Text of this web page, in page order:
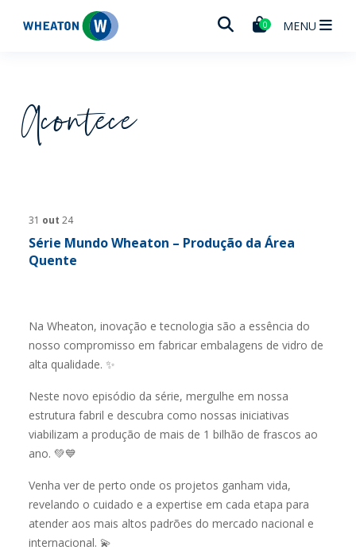
Wheaton 0 MENU
Acontece
31 out 24
Série Mundo Wheaton – Produção da Área
Quente
Na Wheaton, inovação e tecnologia são a essência do
nosso compromisso em fabricar embalagens de vidro de
alta qualidade. ✨
Neste novo episódio da série, mergulhe em nossa
estrutura fabril e descubra como nossas iniciativas
viabilizam a produção de mais de 1 bilhão de frascos ao
ano. 💚💙
Venha ver de perto onde os projetos ganham vida,
revelando o cuidado e a expertise em cada etapa para
atender aos mais altos padrões do mercado nacional e
internacional. 💫